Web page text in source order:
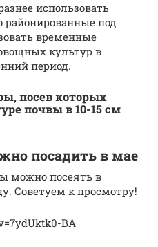
использовать
районированные под
временные
культур в
период.
посев которых
почвы в 10-15 см
посадить в мае
можно посеять в
Советуем к просмотру!
BA